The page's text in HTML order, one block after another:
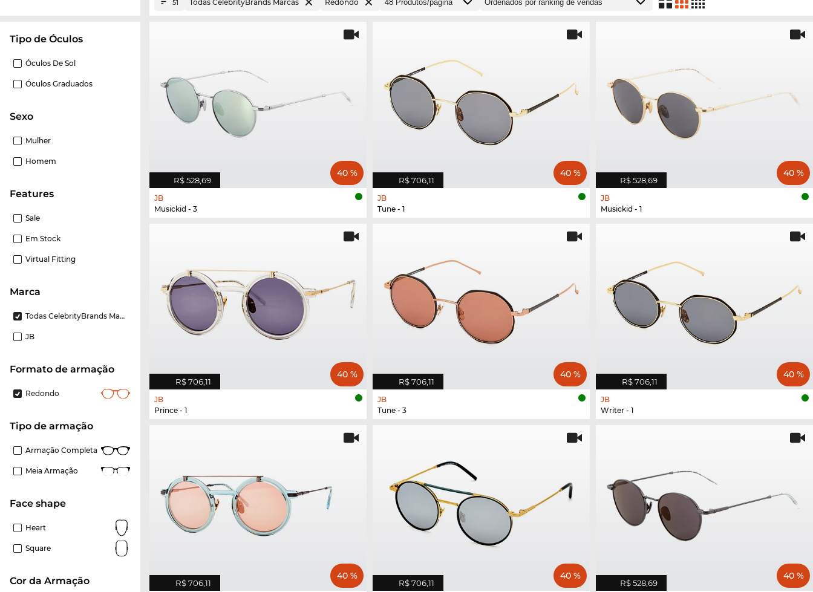
Tipo de Óculos
Óculos De Sol
Óculos Graduados
Sexo
Mulher
Homem
Features
Sale
Em Stock
Virtual Fitting
Marca
Todas CelebrityBrands Marcas
JB
Formato de armação
Redondo
Tipo de armação
Armação Completa
Meia Armação
Face shape
Heart
Square
Cor da Armação
51 Todas CelebrityBrands Marcas Redondo
R$ 528,69
40 %
JB
Musickid - 3
R$ 706,11
40 %
JB
Tune - 1
R$ 528,69
40 %
JB
Musickid - 1
R$ 706,11
40 %
JB
Prince - 1
R$ 706,11
40 %
JB
Tune - 3
R$ 706,11
40 %
JB
Writer - 1
R$ 706,11
40 %
R$ 706,11
40 %
R$ 528,69
40 %